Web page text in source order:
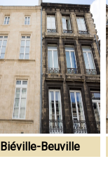
Biéville-Beuville